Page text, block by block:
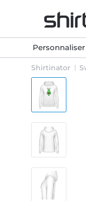
Personnaliser
Shirtinator